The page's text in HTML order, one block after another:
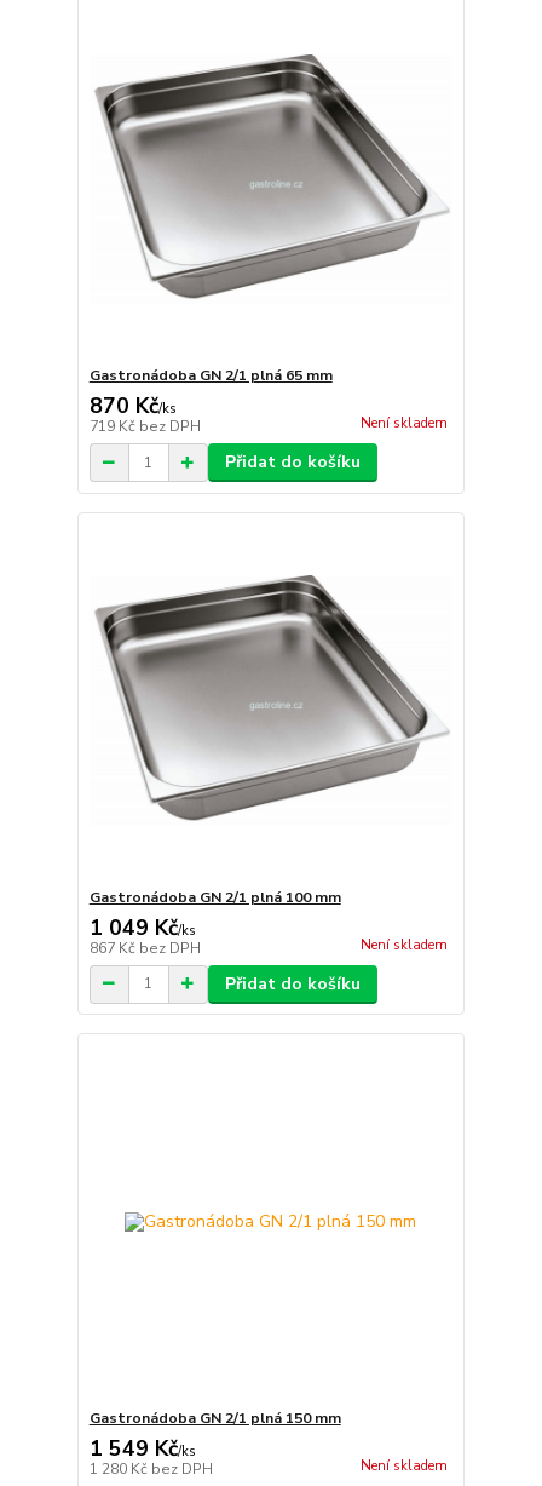
Gastronádoba GN 2/1 plná 65 mm
870 Kč/ks
719 Kč bez DPH Není skladem
Přidat do košíku
Gastronádoba GN 2/1 plná 100 mm
1 049 Kč/ks
867 Kč bez DPH Není skladem
Přidat do košíku
Gastronádoba GN 2/1 plná 150 mm
1 549 Kč/ks
1 280 Kč bez DPH Není skladem